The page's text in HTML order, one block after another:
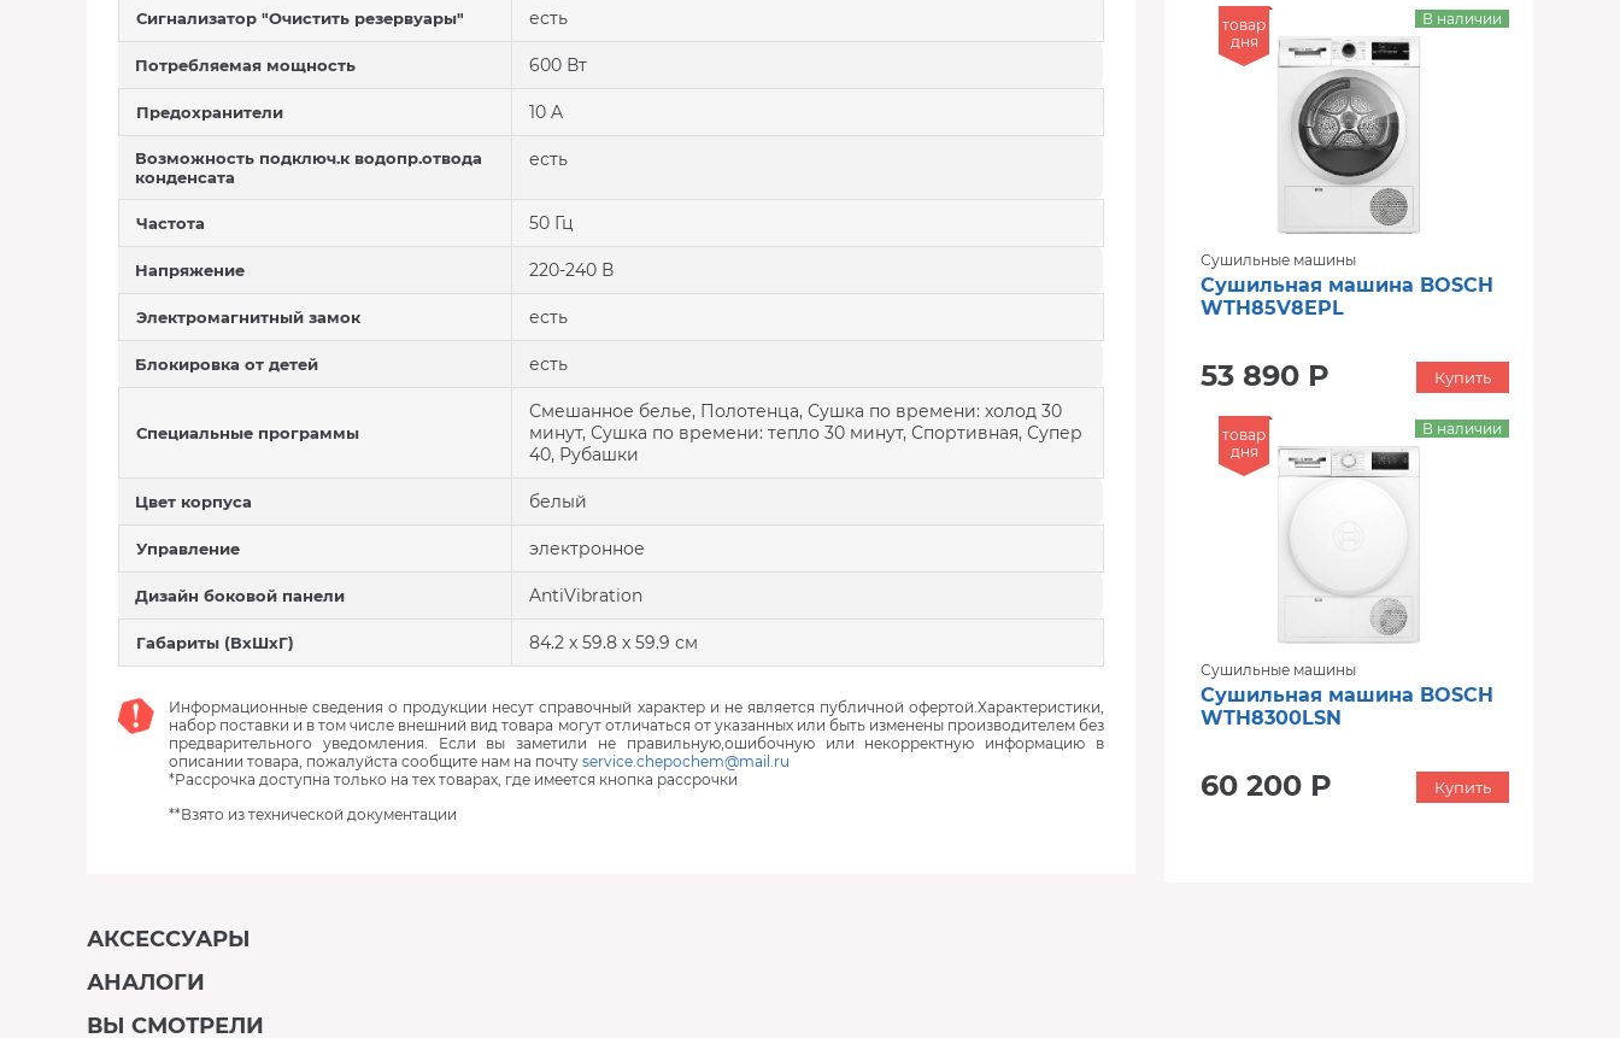
Сигнализатор "Очистить резервуары" есть
Потребляемая мощность 600 Вт
Предохранители 10 A
Возможность подключ.к водопр.отвода
конденсата
есть
Частота 50 Гц
Напряжение 220-240 В
Электромагнитный замок есть
Блокировка от детей есть
Специальные программы
Смешанное белье, Полотенца, Сушка по времени: xолод 30
минут, Сушка по времени: тепло 30 минут, Спортивная, Супер
40, Рубашки
Цвет корпуса белый
Управление электронное
Дизайн боковой панели AntiVibration
Габариты (ВхШхГ) 84.2 x 59.8 x 59.9 см
Информационные сведения о продукции несут справочный характер и не является публичной офертой.Характеристики,
набор поставки и в том числе внешний вид товара могут отличаться от указанных или быть изменены производителем без
предварительного уведомления. Если вы заметили не правильную,ошибочную или некорректную информацию в
описании товара, пожалуйста сообщите нам на почту service.chepochem@mail.ru
*Рассрочка доступна только на тех товарах, где имеется кнопка рассрочки
**Взято из технической документации
товар
дня
Сушильные машины
Сушильная машина BOSCH
WTH85V8EPL
53 890 Р
В наличии
Купить
товар
дня
Сушильные машины
Сушильная машина BOSCH
WTH8300LSN
60 200 Р
В наличии
Купить
АКСЕССУАРЫ
АНАЛОГИ
ВЫ СМОТРЕЛИ